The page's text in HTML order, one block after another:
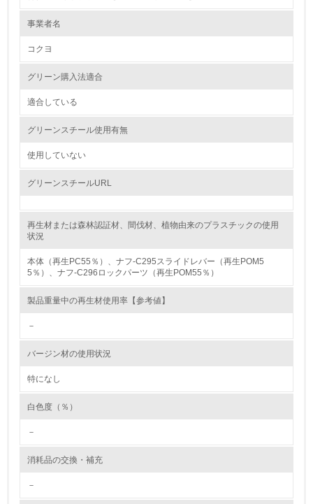
環境方針を持っている
環境対応の責任体制を定めている
環境問題に関する従業員教育を行っている
自社に関係する主要な環境法規制を把握し、順守している
レベル2
環境取り組み体制と成果を定期的に検証して次の活動に活
境対策を理解し、実践している
環境活動に関する規格やプログラムを導入している
事業者名
コクヨ
グリーン購入法適合
適合している
グリーンスチール使用有無
使用していない
グリーンスチールURL
再生材または森林認証材、間伐材、植物由来のプラスチックの使用
状況
本体（再生PC55％）、ナフ-C295スライドレバー（再生POM5
5％）、ナフ-C296ロックパーツ（再生POM55％）
製品重量中の再生材使用率【参考値】
－
バージン材の使用状況
特になし
白色度（％）
－
消耗品の交換・補充
－